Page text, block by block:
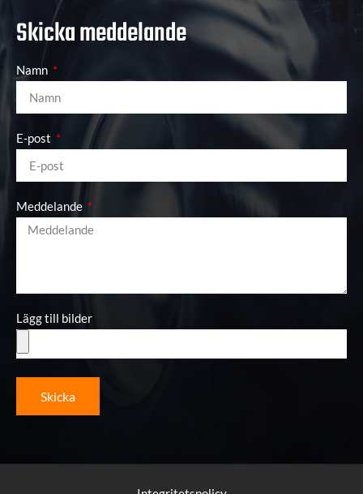
Skicka meddelande
Namn
E-post
Meddelande
Lägg till bilder
Skicka